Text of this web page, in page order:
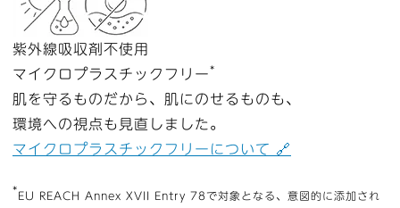
紫外線吸収剤不使用
マイクロプラスチックフリー*
肌を守るものだから、肌にのせるものも、
環境への視点も見直しました。
マイクロプラスチックフリーについて 🔗
* EU REACH Annex XVII Entry 78で対象となる、意図的に添加され